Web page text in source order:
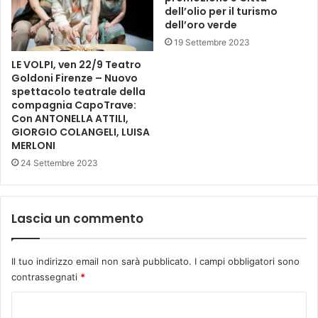
&
F
o
o
d
F
e
s
t
i
v
l
.
n
z
a
r
u
r
a
l
e
LE VOLPI, ven 22/9 Teatro
Goldoni Firenze – Nuovo
spettacolo teatrale della
compagnia CapoTrave:
Con ANTONELLA ATTILI,
GIORGIO COLANGELI, LUISA
MERLONI
24 Settembre 2023
dell’olio per il turismo
dell’oro verde
19 Settembre 2023
Lascia un commento
Il tuo indirizzo email non sarà pubblicato. I campi obbligatori sono
contrassegnati *